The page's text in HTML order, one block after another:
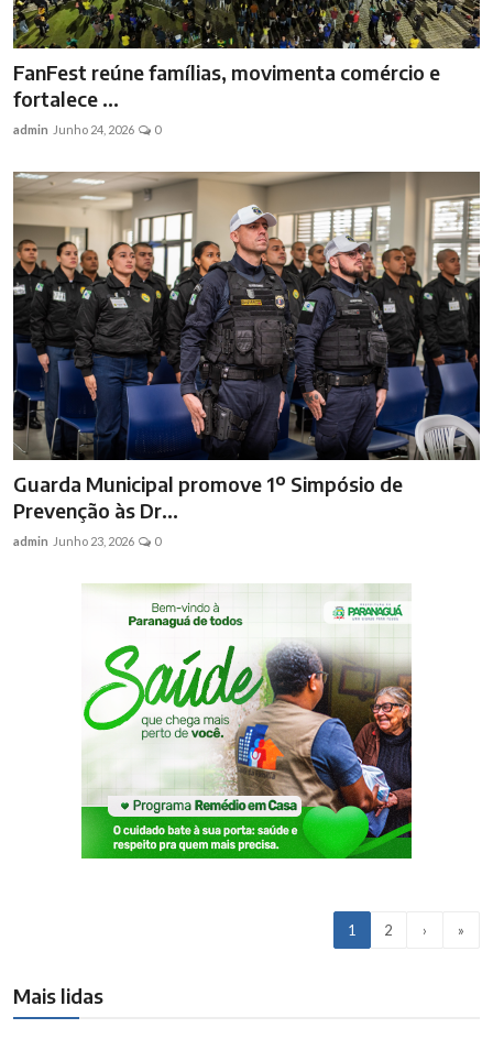
FanFest reúne famílias, movimenta comércio e
fortalece ...
admin Junho 24, 2026 0
Guarda Municipal promove 1º Simpósio de
Prevenção às Dr...
admin Junho 23, 2026 0
1 2 › »
Mais lidas